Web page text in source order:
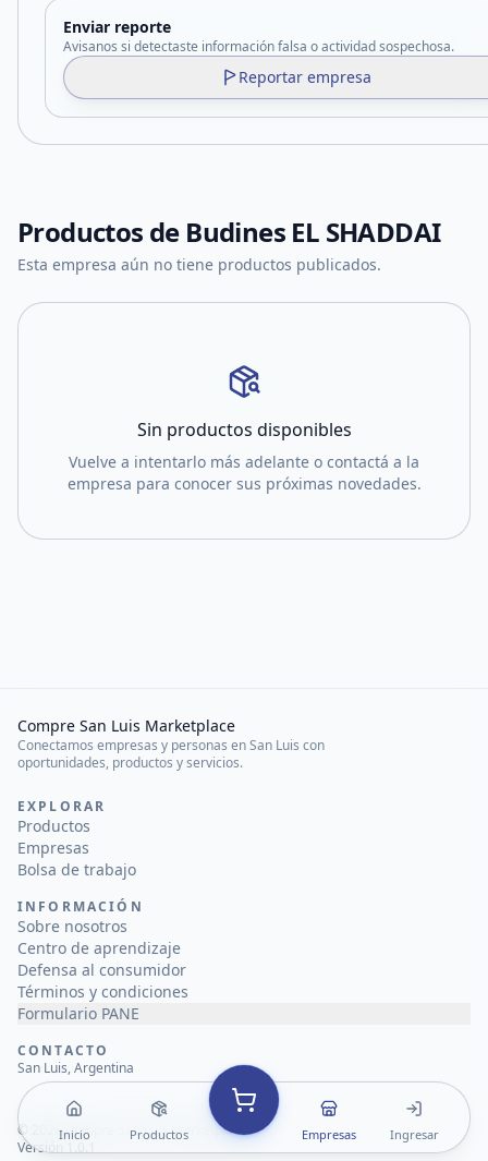
Enviar reporte
Avisanos si detectaste información falsa o actividad sospechosa.
Reportar empresa
Productos de Budines EL SHADDAI
Esta empresa aún no tiene productos publicados.
Sin productos disponibles
Vuelve a intentarlo más adelante o contactá a la
empresa para conocer sus próximas novedades.
Inicio Productos Empresas Ingresar
Compre San Luis Marketplace
Conectamos empresas y personas en San Luis con
oportunidades, productos y servicios.
EXPLORAR
Productos
Empresas
Bolsa de trabajo
INFORMACIÓN
Sobre nosotros
Centro de aprendizaje
Defensa al consumidor
Términos y condiciones
Formulario PANE
CONTACTO
San Luis, Argentina
© 2026Compre San Luis Marketplace
Versión 1.0.1